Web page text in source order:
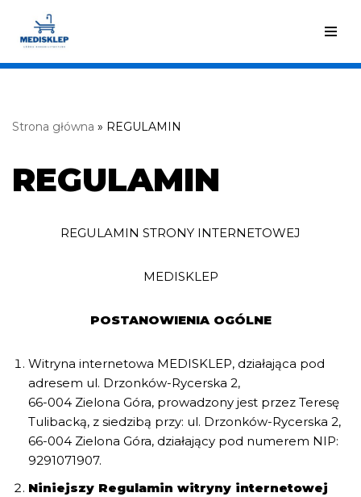
Przejdź
do
Strona główna » REGULAMIN
REGULAMIN
REGULAMIN STRONY INTERNETOWEJ
MEDISKLEP
POSTANOWIENIA OGÓLNE
Witryna internetowa MEDISKLEP, działająca pod
adresem ul. Drzonków-Rycerska 2,
66-004 Zielona Góra, prowadzony jest przez Teresę
Tulibacką, z siedzibą przy: ul. Drzonków-Rycerska 2,
66-004 Zielona Góra, działający pod numerem NIP:
9291071907.
Niniejszy Regulamin witryny internetowej